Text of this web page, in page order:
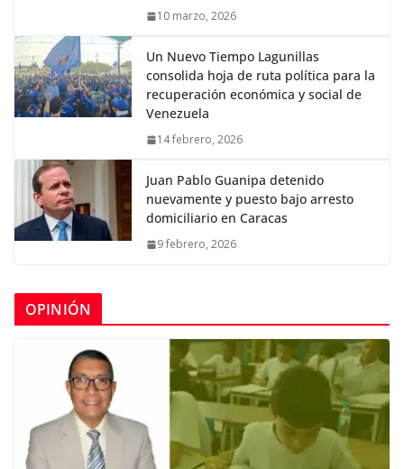
10 marzo, 2026
Un Nuevo Tiempo Lagunillas
consolida hoja de ruta política para la
recuperación económica y social de
Venezuela
14 febrero, 2026
Juan Pablo Guanipa detenido
nuevamente y puesto bajo arresto
domiciliario en Caracas
9 febrero, 2026
OPINIÓN